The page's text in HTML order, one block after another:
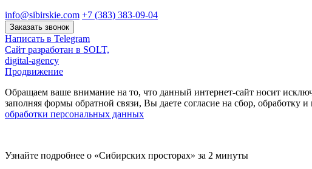
info@sibirskie.com +7 (383) 383-09-04
Заказать звонок
Написать в Telegram
Сайт разработан в SOLT,
digital-agency
Продвижение
Обращаем ваше внимание на то, что данный интернет-сайт носит
заполняя формы обратной связи, Вы даете согласие на сбор, обработку
обработки персональных данных
Узнайте подробнее о «Сибирских просторах» за 2 минуты